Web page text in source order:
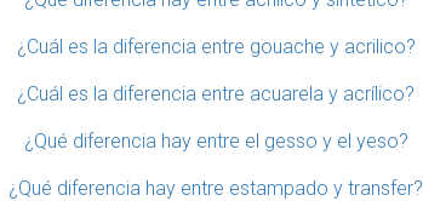
¿Cuál es la diferencia entre gouache y acrilico?
¿Cuál es la diferencia entre acuarela y acrílico?
¿Qué diferencia hay entre el gesso y el yeso?
¿Qué diferencia hay entre estampado y transfer?